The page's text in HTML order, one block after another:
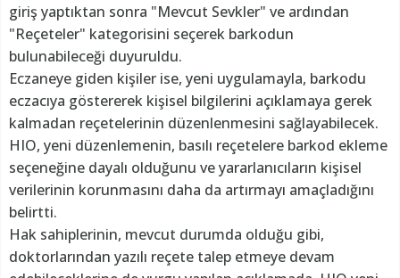
giriş yaptıktan sonra "Mevcut Sevkler" ve ardından
"Reçeteler" kategorisini seçerek barkodun
bulunabileceği duyuruldu.
Eczaneye giden kişiler ise, yeni uygulamayla, barkodu
eczacıya göstererek kişisel bilgilerini açıklamaya gerek
kalmadan reçetelerinin düzenlenmesini sağlayabilecek.
HIO, yeni düzenlemenin, basılı reçetelere barkod ekleme
seçeneğine dayalı olduğunu ve yararlanıcıların kişisel
verilerinin korunmasını daha da artırmayı amaçladığını
belirtti.
Hak sahiplerinin, mevcut durumda olduğu gibi,
doktorlarından yazılı reçete talep etmeye devam